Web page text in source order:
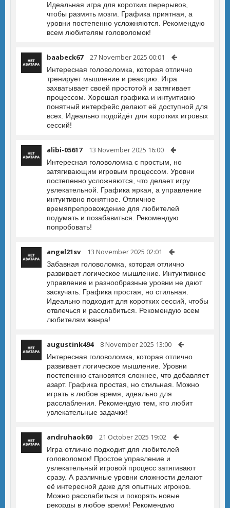
Идеальная игра для коротких перерывов,
чтобы размять мозги. Графика приятная, а
уровни постепенно усложняются. Рекомендую
всем любителям головоломок!
baabeck67 27 November 2025 00:01
Интересная головоломка, которая отлично
тренирует мышление и реакцию. Игра
захватывает своей простотой и затягивает
процессом. Хорошая графика и интуитивно
понятный интерфейс делают её доступной для
всех. Идеально подойдёт для коротких игровых
сессий!
alibi-05617 13 November 2025 16:00
Интересная головоломка с простым, но
затягивающим игровым процессом. Уровни
постепенно усложняются, что делает игру
увлекательной. Графика яркая, а управление
интуитивно понятное. Отличное
времяпрепровождение для любителей
подумать и позабавиться. Рекомендую
попробовать!
angel21sv 13 November 2025 02:01
Забавная головоломка, которая отлично
развивает логическое мышление. Интуитивное
управление и разнообразные уровни не дают
заскучать. Графика простая, но стильная.
Идеально подходит для коротких сессий, чтобы
отвлечься и расслабиться. Рекомендую всем
любителям жанра!
augustink494 8 November 2025 13:00
Интересная головоломка, которая отлично
развивает логическое мышление. Уровни
постепенно становятся сложнее, что добавляет
азарт. Графика простая, но стильная. Можно
играть в любое время, идеально для
расслабления. Рекомендую тем, кто любит
увлекательные задачки!
andruhaok60 21 October 2025 19:02
Игра отлично подходит для любителей
головоломок! Простое управление и
увлекательный игровой процесс затягивают
сразу. А различные уровни сложности делают
её интересной даже для опытных игроков.
Можно расслабиться и покорять новые
рекорды в любое время! Рекомендую